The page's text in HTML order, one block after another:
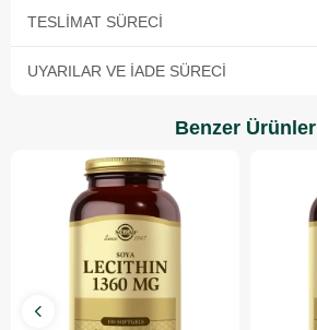
TESLIMAT SÜRECI
UYARILAR VE İADE SÜRECI
Benzer Ürünler